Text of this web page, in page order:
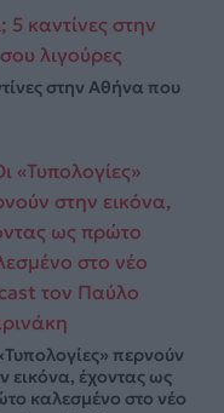
στην Αθήνα που
περνούν
εικόνα, έχοντας ως
καλεσμένο στο νέο